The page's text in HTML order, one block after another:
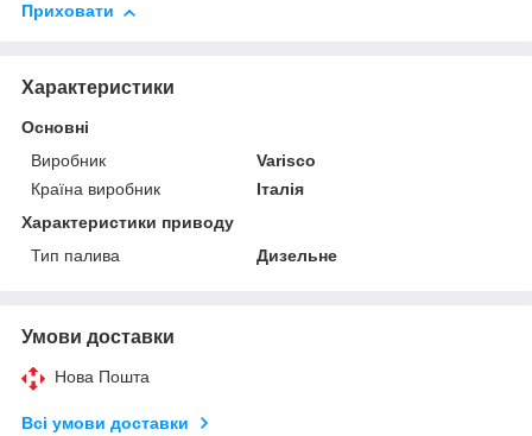
Приховати
Характеристики
Основні
Виробник
Varisco
Країна виробник
Італія
Характеристики приводу
Тип палива
Дизельне
Умови доставки
Нова Пошта
Всі умови доставки